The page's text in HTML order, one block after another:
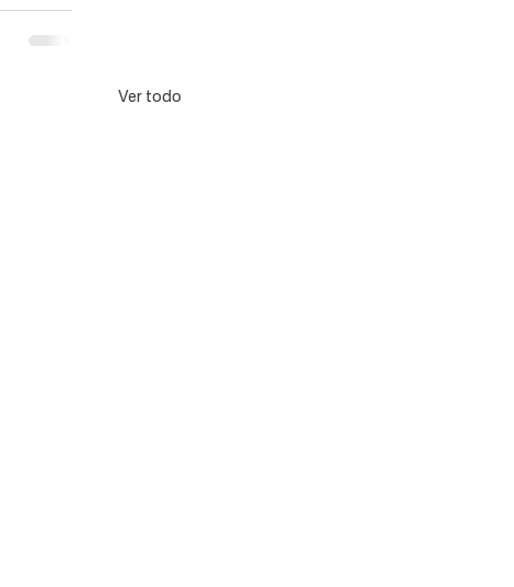
Ver todo